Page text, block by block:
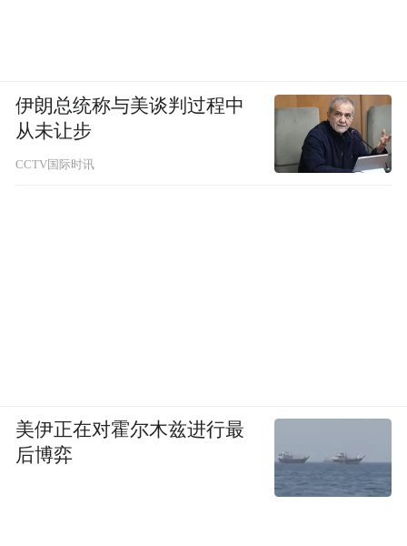
伊朗总统称与美谈判过程中
从未让步
CCTV国际时讯
美伊正在对霍尔木兹进行最
后博弈